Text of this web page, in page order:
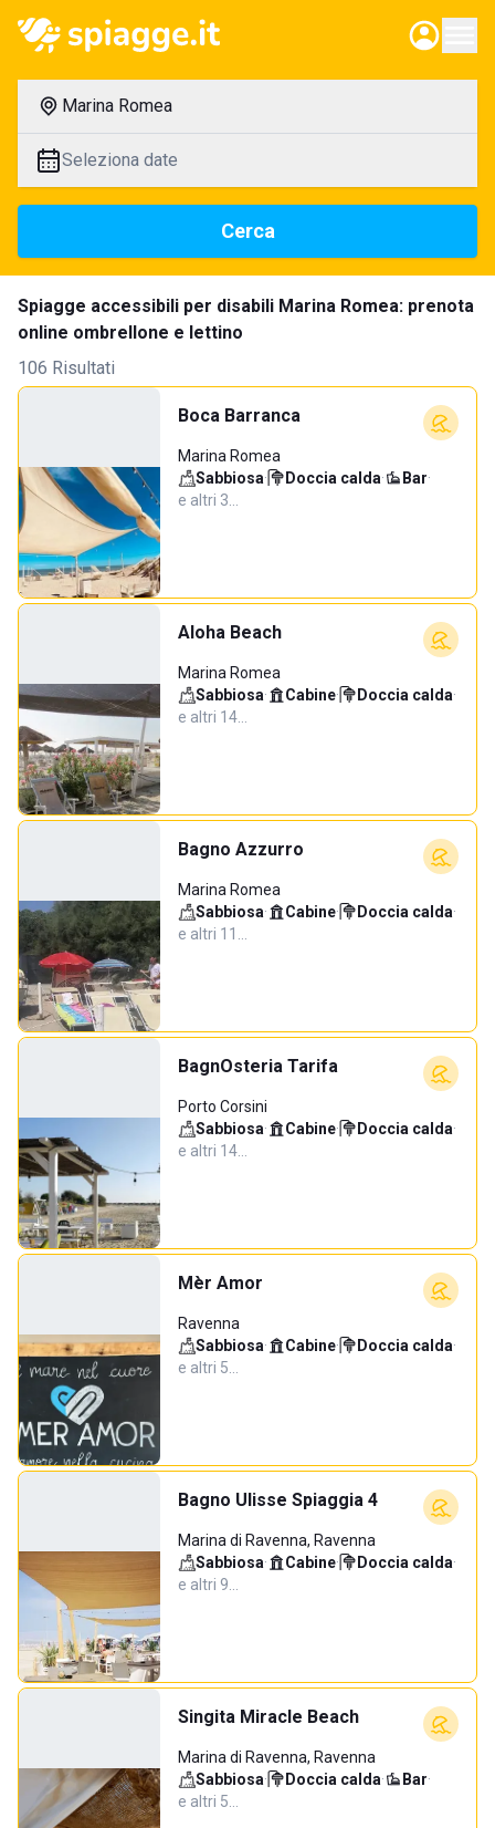
Marina Romea
Seleziona date
Cerca
Spiagge accessibili per disabili Marina Romea: prenota
online ombrellone e lettino
106 Risultati
Boca Barranca
Marina Romea
Sabbiosa· Doccia calda· Bar·
e altri 3…
Aloha Beach
Marina Romea
Sabbiosa· Cabine· Doccia calda·
e altri 14…
Bagno Azzurro
Marina Romea
Sabbiosa· Cabine· Doccia calda·
e altri 11…
BagnOsteria Tarifa
Porto Corsini
Sabbiosa· Cabine· Doccia calda·
e altri 14…
Mèr Amor
Ravenna
Sabbiosa· Cabine· Doccia calda·
e altri 5…
Bagno Ulisse Spiaggia 4
Marina di Ravenna, Ravenna
Sabbiosa· Cabine· Doccia calda·
e altri 9…
Singita Miracle Beach
Marina di Ravenna, Ravenna
Sabbiosa· Doccia calda· Bar·
e altri 5…